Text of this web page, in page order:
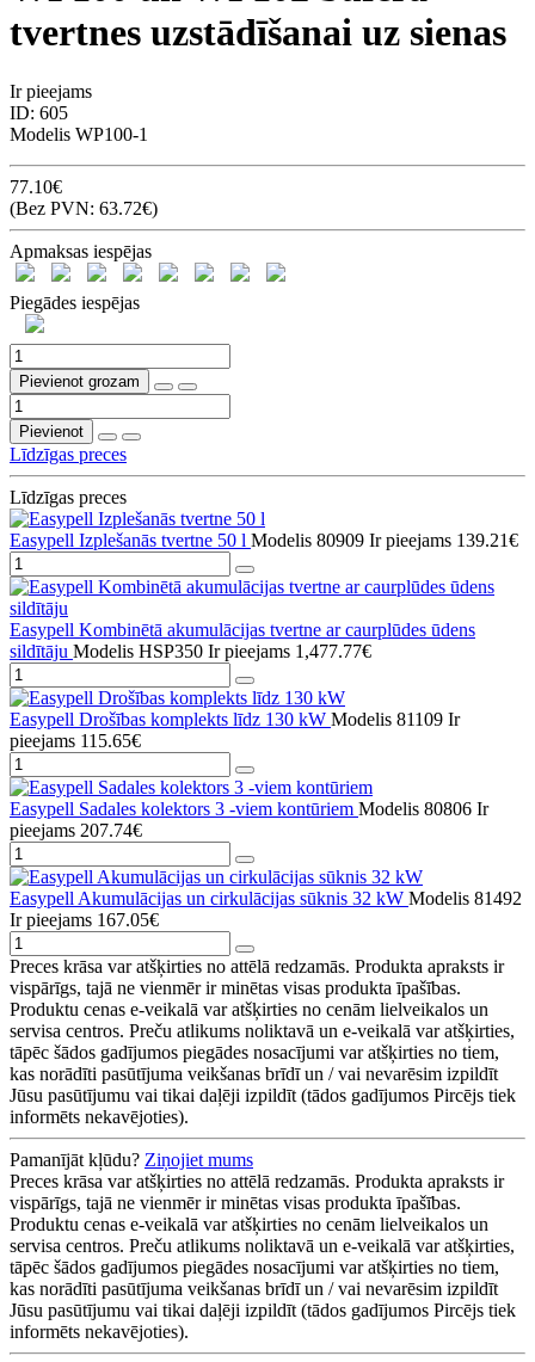
tvertnes uzstādīšanai uz sienas
Ir pieejams
ID: 605
Modelis WP100-1
77.10€
(Bez PVN: 63.72€)
Apmaksas iespējas
Piegādes iespējas
Pievienot grozam
Pievienot
Līdzīgas preces
Līdzīgas preces
Easypell Izplešanās tvertne 50 l Modelis 80909 Ir pieejams 139.21€
Easypell Kombinētā akumulācijas tvertne ar caurplūdes ūdens
sildītāju Modelis HSP350 Ir pieejams 1,477.77€
Easypell Drošības komplekts līdz 130 kW Modelis 81109 Ir
pieejams 115.65€
Easypell Sadales kolektors 3 -viem kontūriem Modelis 80806 Ir
pieejams 207.74€
Easypell Akumulācijas un cirkulācijas sūknis 32 kW Modelis 81492
Ir pieejams 167.05€
Preces krāsa var atšķirties no attēlā redzamās. Produkta apraksts ir
vispārīgs, tajā ne vienmēr ir minētas visas produkta īpašības.
Produktu cenas e-veikalā var atšķirties no cenām lielveikalos un
servisa centros. Preču atlikums noliktavā un e-veikalā var atšķirties,
tāpēc šādos gadījumos piegādes nosacījumi var atšķirties no tiem,
kas norādīti pasūtījuma veikšanas brīdī un / vai nevarēsim izpildīt
Jūsu pasūtījumu vai tikai daļēji izpildīt (tādos gadījumos Pircējs tiek
informēts nekavējoties).
Pamanījāt kļūdu? Ziņojiet mums
Preces krāsa var atšķirties no attēlā redzamās. Produkta apraksts ir
vispārīgs, tajā ne vienmēr ir minētas visas produkta īpašības.
Produktu cenas e-veikalā var atšķirties no cenām lielveikalos un
servisa centros. Preču atlikums noliktavā un e-veikalā var atšķirties,
tāpēc šādos gadījumos piegādes nosacījumi var atšķirties no tiem,
kas norādīti pasūtījuma veikšanas brīdī un / vai nevarēsim izpildīt
Jūsu pasūtījumu vai tikai daļēji izpildīt (tādos gadījumos Pircējs tiek
informēts nekavējoties).